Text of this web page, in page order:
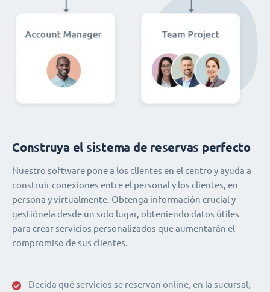
Decida qué servicios se reservan online, en la sucursal,
Construya el sistema de reservas perfecto
Nuestro software pone a los clientes en el centro y ayuda a
construir conexiones entre el personal y los clientes, en
persona y virtualmente. Obtenga información crucial y
gestiónela desde un solo lugar, obteniendo datos útiles
para crear servicios personalizados que aumentarán el
compromiso de sus clientes.